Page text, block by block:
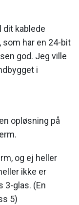
dit kablede
som har en 24-bit
god. Jeg ville
i
opløsning på
og ej heller
ikke er
3-glas. (En
5)